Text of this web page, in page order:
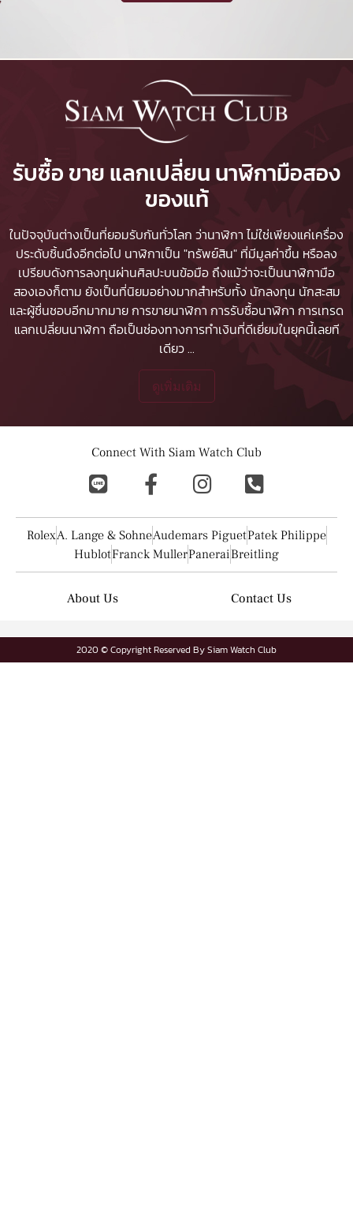
รับซื้อ ขาย แลกเปลี่ยน นาฬิกามือสอง
ของแท้
ในปัจจุบันต่างเป็นที่ยอมรับกันทั่วโลก ว่านาฬิกา ไม่ใช่เพียงแค่เครื่อง
ประดับชิ้นนึงอีกต่อไป นาฬิกาเป็น "ทรัพย์สิน" ที่มีมูลค่าขึ้น หรือลง
เปรียบดังการลงทุนผ่านศิลปะบนข้อมือ ถึงแม้ว่าจะเป็นนาฬิกามือ
สองเองก็ตาม ยังเป็นที่นิยมอย่างมากสำหรับทั้ง นักลงทุน นักสะสม
และผู้ชื่นชอบอีกมากมายการขายนาฬิกา การรับซื้อนาฬิกา การเทรด
แลกเปลี่ยนนาฬิกา ถือเป็นช่องทางการทำเงินที่ดีเยี่ยมในยุคนี้เลยที
เดียว...
ดูเพิ่มเติม
Connect With Siam Watch Club
RolexA. Lange & SohneAudemars PiguetPatek Philippe
HublotFranck MullerPaneraiBreitling
About Us Contact Us
2020 © Copyright Reserved By Siam Watch Club